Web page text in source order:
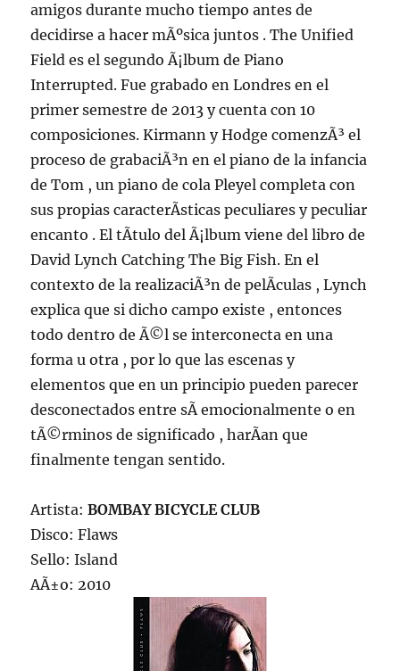
amigos durante mucho tiempo antes de
decidirse a hacer mÃºsica juntos . The Unified
Field es el segundo Ã¡lbum de Piano
Interrupted. Fue grabado en Londres en el
primer semestre de 2013 y cuenta con 10
composiciones. Kirmann y Hodge comenzÃ³ el
proceso de grabaciÃ³n en el piano de la infancia
de Tom , un piano de cola Pleyel completa con
sus propias caracterÃ­sticas peculiares y peculiar
encanto . El tÃ­tulo del Ã¡lbum viene del libro de
David Lynch Catching The Big Fish. En el
contexto de la realizaciÃ³n de pelÃ­culas , Lynch
explica que si dicho campo existe , entonces
todo dentro de Ã©l se interconecta en una
forma u otra , por lo que las escenas y
elementos que en un principio pueden parecer
desconectados entre sÃ­ emocionalmente o en
tÃ©rminos de significado , harÃ­an que
finalmente tengan sentido.
Artista:BOMBAY BICYCLE CLUB
Disco: Flaws
Sello: Island
AÃ±o: 2010